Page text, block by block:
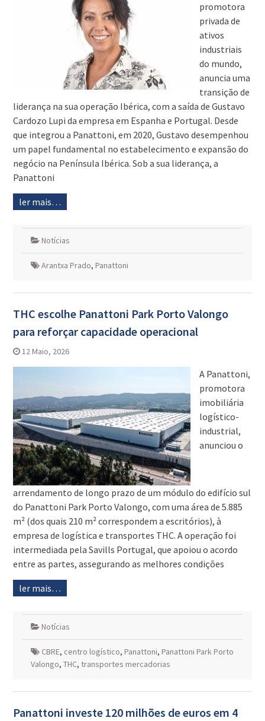
promotora
privada de
ativos
industriais
do mundo,
anuncia uma
transição de
liderança na sua operação Ibérica, com a saída de Gustavo
Cardozo Lupi da empresa em Espanha e Portugal. Desde
que integrou a Panattoni, em 2020, Gustavo desempenhou
um papel fundamental no estabelecimento e expansão do
negócio na Península Ibérica. Sob a sua liderança, a
Panattoni
ler mais…
Notícias
Arantxa Prado, Panattoni
THC escolhe Panattoni Park Porto Valongo
para reforçar capacidade operacional
12 Maio, 2026
A Panattoni,
promotora
imobiliária
logístico-
industrial,
anunciou o
arrendamento de longo prazo de um módulo do edifício sul
do Panattoni Park Porto Valongo, com uma área de 5.885
m² (dos quais 210 m² correspondem a escritórios), à
empresa de logística e transportes THC. A operação foi
intermediada pela Savills Portugal, que apoiou o acordo
entre as partes, assegurando as melhores condições
ler mais…
Notícias
CBRE, centro logístico, Panattoni, Panattoni Park Porto
Valongo, THC, transportes mercadorias
Panattoni investe 120 milhões de euros em 4